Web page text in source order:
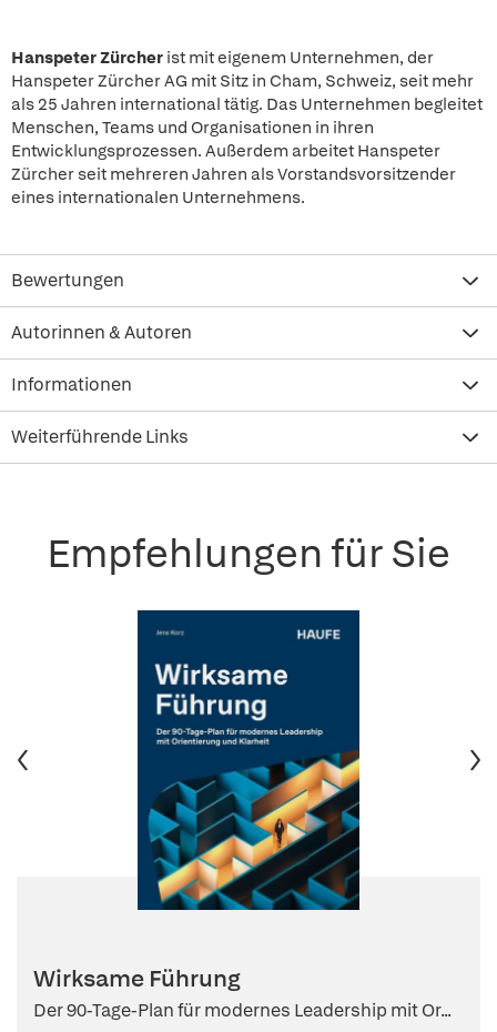
Hanspeter Zürcher ist mit eigenem Unternehmen, der
Hanspeter Zürcher AG mit Sitz in Cham, Schweiz, seit mehr
als 25 Jahren international tätig. Das Unternehmen begleitet
Menschen, Teams und Organisationen in ihren
Entwicklungsprozessen. Außerdem arbeitet Hanspeter
Zürcher seit mehreren Jahren als Vorstandsvorsitzender
eines internationalen Unternehmens.
Bewertungen
Autorinnen & Autoren
Informationen
Weiterführende Links
Empfehlungen für Sie
Wirksame Führung
Der 90-Tage-Plan für modernes Leadership mit Or...